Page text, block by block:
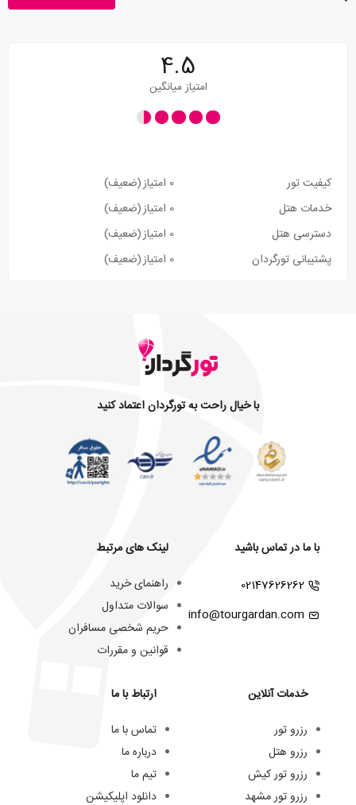
4.5
امتیاز میانگین
کیفیت تور 0 امتیاز
(ضعیف)
خدمات هتل
0 امتیاز
(ضعیف)
دسترسی هتل
0 امتیاز
(ضعیف)
پشتیبانی تورگردان
0 امتیاز (ضعیف)
با خیال راحت به تورگردان اعتماد کنید
با ما در تماس باشید
02147626262
info@tourgardan.com
خدمات آنلاین
رزرو تور
رزرو هتل
رزرو تور کیش
رزرو تور مشهد
لینک های مرتبط
راهنمای خرید
سوالات متداول
حریم شخصی مسافران
قوانین و مقررات
ارتباط با ما
تماس با ما
درباره ما
تیم ما
دانلود اپلیکیشن